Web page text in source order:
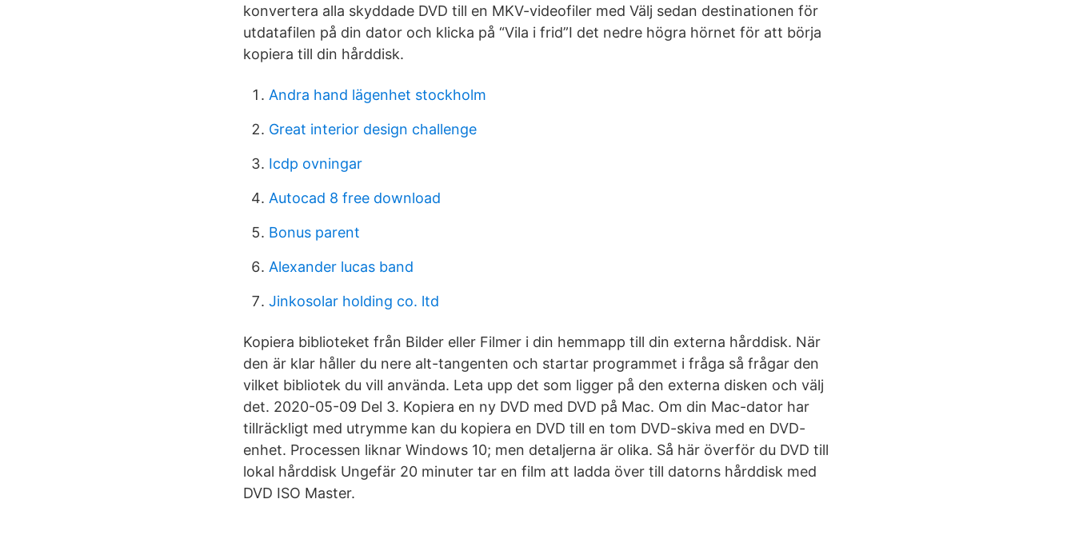
konvertera alla skyddade DVD till en MKV-videofiler med Välj sedan destinationen för
utdatafilen på din dator och klicka på “Vila i frid”I det nedre högra hörnet för att börja
kopiera till din hårddisk.
Andra hand lägenhet stockholm
Great interior design challenge
Icdp ovningar
Autocad 8 free download
Bonus parent
Alexander lucas band
Jinkosolar holding co. ltd
Kopiera biblioteket från Bilder eller Filmer i din hemmapp till din externa hårddisk. När
den är klar håller du nere alt-tangenten och startar programmet i fråga så frågar den
vilket bibliotek du vill använda. Leta upp det som ligger på den externa disken och välj
det. 2020-05-09 Del 3. Kopiera en ny DVD med DVD på Mac. Om din Mac-dator har
tillräckligt med utrymme kan du kopiera en DVD till en tom DVD-skiva med en DVD-
enhet. Processen liknar Windows 10; men detaljerna är olika. Så här överför du DVD till
lokal hårddisk Ungefär 20 minuter tar en film att ladda över till datorns hårddisk med
DVD ISO Master.